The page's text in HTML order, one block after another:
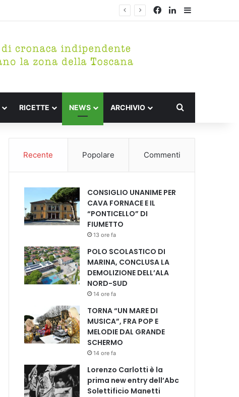
Facebook
LinkedIn
RICETTE NEWS ARCHIVIO
Recente Popolare Commenti
CONSIGLIO UNANIME PER
CAVA FORNACE E IL
“PONTICELLO” DI
FIUMETTO
13 ore fa
POLO SCOLASTICO DI
MARINA, CONCLUSA LA
DEMOLIZIONE DELL’ALA
NORD-SUD
14 ore fa
TORNA “UN MARE DI
MUSICA”, FRA POP E
MELODIE DAL GRANDE
SCHERMO
14 ore fa
Lorenzo Carlotti è la
prima new entry dell’Abc
Solettificio Manetti